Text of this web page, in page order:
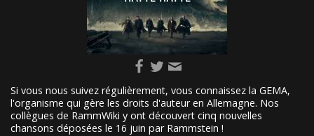
Si vous nous suivez régulièrement, vous connaissez la GEMA,
l'organisme qui gère les droits d'auteur en Allemagne. Nos
collègues de RammWiki y ont découvert cinq nouvelles
chansons déposées le 16 juin par Rammstein !